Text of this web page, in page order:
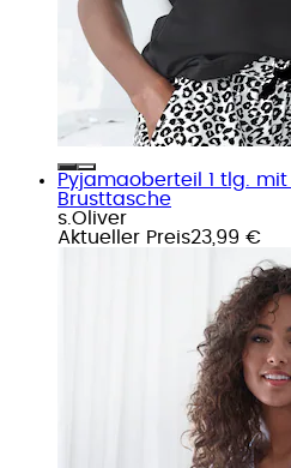
Pyjamaoberteil 1 tlg.
Brusttasche
s.Oliver
Aktueller Preis23,99 €